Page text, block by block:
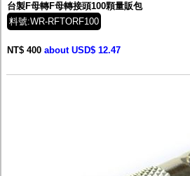
台製F母轉F母轉接頭100顆量販包
料號:WR-RFTORF100
NT$ 400 about USD$ 12.47